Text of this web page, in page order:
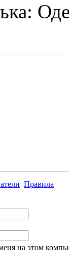
Правила
на этом